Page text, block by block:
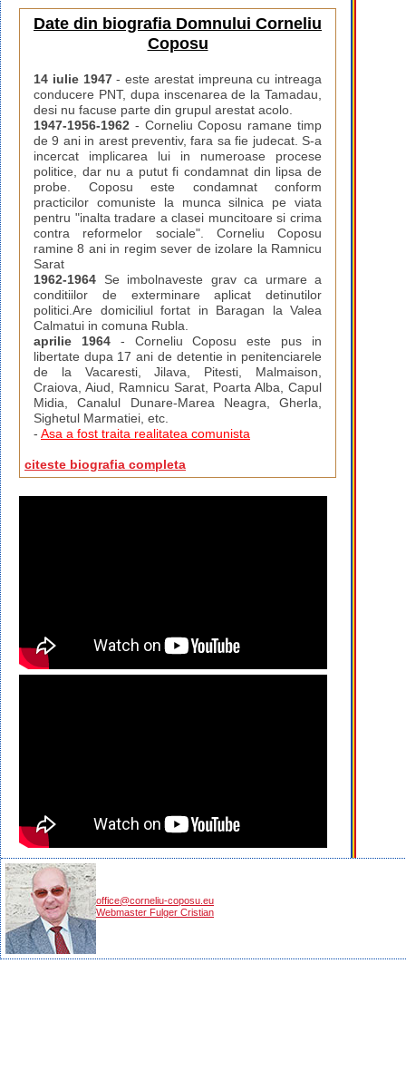
Date din biografia Domnului Corneliu
Coposu
14 iulie 1947- este arestat impreuna cu intreaga
conducere PNT, dupa inscenarea de la Tamadau,
desi nu facuse parte din grupul arestat acolo.
1947-1956-1962 - Corneliu Coposu ramane timp
de 9 ani in arest preventiv, fara sa fie judecat. S-a
incercat implicarea lui in numeroase procese
politice, dar nu a putut fi condamnat din lipsa de
probe. Coposu este condamnat conform
practicilor comuniste la munca silnica pe viata
pentru "inalta tradare a clasei muncitoare si crima
contra reformelor sociale". Corneliu Coposu
ramine 8 ani in regim sever de izolare la Ramnicu
Sarat
1962-1964 Se imbolnaveste grav ca urmare a
conditiilor de exterminare aplicat detinutilor
politici.Are domiciliul fortat in Baragan la Valea
Calmatui in comuna Rubla.
aprilie 1964- Corneliu Coposu este pus in
libertate dupa 17 ani de detentie in penitenciarele
de la Vacaresti, Jilava, Pitesti, Malmaison,
Craiova, Aiud, Ramnicu Sarat, Poarta Alba, Capul
Midia, Canalul Dunare-Marea Neagra, Gherla,
Sighetul Marmatiei, etc.
- Asa a fost traita realitatea comunista
citeste biografia completa
office@corneliu-coposu.eu
Webmaster Fulger Cristian